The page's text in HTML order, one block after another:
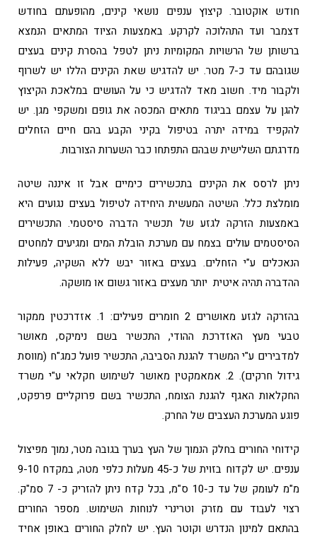
חודש אוקטובר. קיצוץ ענפים נושאי קינים, מהופעתם בחודש
דצמבר ועד התהלוכה לקרקע. באמצעות הציוד המתאים הנמצא
ברשותן של הרשויות המקומיות ניתן לטפל בהסרת קינים בעצים
שגובהם עד כ-7 מטר. יש להדגיש שאת הקינים הללו יש לשרוף
ולקבור מיד. חשוב מאד להדגיש כי על העושים במלאכת הקיצוץ
להגן על עצמם בביגוד מתאים המכסה את גופם ומשקפי מגן. יש
להקפיד במידה יתרה בטיפול בקיני הקבע בהם חיים הזחלים
מדרגתם השלישית שבהם התפתחו כבר השערות הצורבות.
ניתן לרסס את הקינים בתכשירים כימיים אבל זו איננה שיטה
מומלצת כלל. השיטה המעשית היחידה לטיפול בעצים נגועים היא
באמצעות הזרקה לגזע של תכשיר הדברה סיסטמי. התכשירים
הסיסטמים עולים בצמח עם מערכת הובלת המים ומגיעים למחטים
הנאכלים ע"י הזחלים. בעצים באזור יבש ללא השקיה, פעילות
ההדברה תהיה איטית יותר מעצים באזור גשום או מושקה.
בהזרקה לגזע מאושרים 2 חומרים פעילים: 1. אזדרכטין ממקור
טבעי מעץ האזדרכת ההודי, התכשיר בשם נימיקס, מאושר
למדבירים ע"י המשרד להגנת הסביבה, התכשיר פועל כמג"ח (מווסת
גידול חרקים). 2. אמאמקטין מאושר לשימוש חקלאי ע"י משרד
החקלאות האגף להגנת הצומח, התכשיר בשם פרוקליים פרפקט,
פוגע המערכת העצבים של החרק.
קידוחי החורים בחלק הנמוך של העץ בערך בגובה מטר, נמוך מפיצול
ענפים. יש לקדוח בזוית של כ-45 מעלות כלפי מטה, במקדח 9-10
מ"מ לעומק של עד כ-10 ס"מ, בכל קדח ניתן להזריק כ- 7 סמ"ק.
רצוי לעבוד עם מזרק וטרינרי לנוחות השימוש. מספר החורים
בהתאם למינון הנדרש וקוטר העץ. יש לחלק החורים באופן אחיד